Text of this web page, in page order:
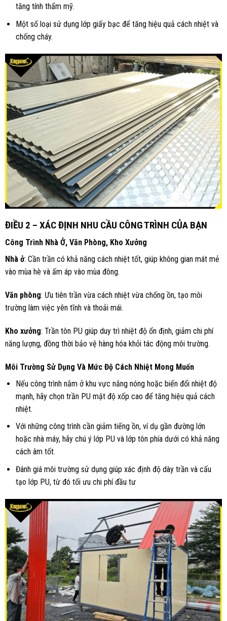
tăng tính thẩm mỹ.
Một số loại sử dụng lớp giấy bạc để tăng hiệu quả cách nhiệt và
chống cháy.
ĐIỀU 2 – XÁC ĐỊNH NHU CẦU CÔNG TRÌNH CỦA BẠN
Công Trình Nhà Ở, Văn Phòng, Kho Xưởng
Nhà ở: Cần trần có khả năng cách nhiệt tốt, giúp không gian mát mẻ
vào mùa hè và ấm áp vào mùa đông.
Văn phòng: Ưu tiên trần vừa cách nhiệt vừa chống ồn, tạo môi
trường làm việc yên tĩnh và thoải mái.
Kho xưởng: Trần tôn PU giúp duy trì nhiệt độ ổn định, giảm chi phí
năng lượng, đồng thời bảo vệ hàng hóa khỏi tác động môi trường.
Môi Trường Sử Dụng Và Mức Độ Cách Nhiệt Mong Muốn
Nếu công trình nằm ở khu vực nắng nóng hoặc biến đổi nhiệt độ
mạnh, hãy chọn trần PU mật độ xốp cao để tăng hiệu quả cách
nhiệt.
Với những công trình cần giảm tiếng ồn, ví dụ gần đường lớn
hoặc nhà máy, hãy chú ý lớp PU và lớp tôn phía dưới có khả năng
cách âm tốt.
Đánh giá môi trường sử dụng giúp xác định độ dày trần và cấu
tạo lớp PU, từ đó tối ưu chi phí đầu tư